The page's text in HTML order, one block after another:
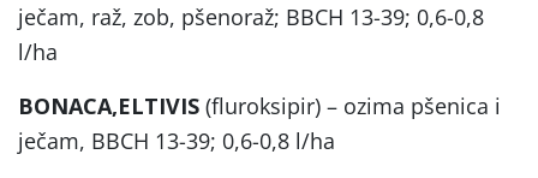
ječam, raž, zob, pšenoraž; BBCH 13-39; 0,6-0,8
l/ha
BONACA,ELTIVIS (fluroksipir) – ozima pšenica i
ječam, BBCH 13-39; 0,6-0,8 l/ha